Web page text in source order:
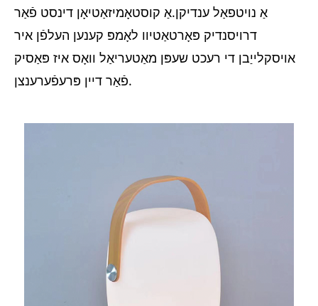
אַ נויטפאַל ענדיקן.אַ קוסטאָמיזאַטיאָן דינסט פֿאַר
דרויסנדיק פּאָרטאַטיוו לאָמפּ קענען העלפֿן איר
אויסקלייַבן די רעכט שעפּן מאַטעריאַל וואָס איז פּאַסיק
פֿאַר דיין פּרעפֿערענצן.